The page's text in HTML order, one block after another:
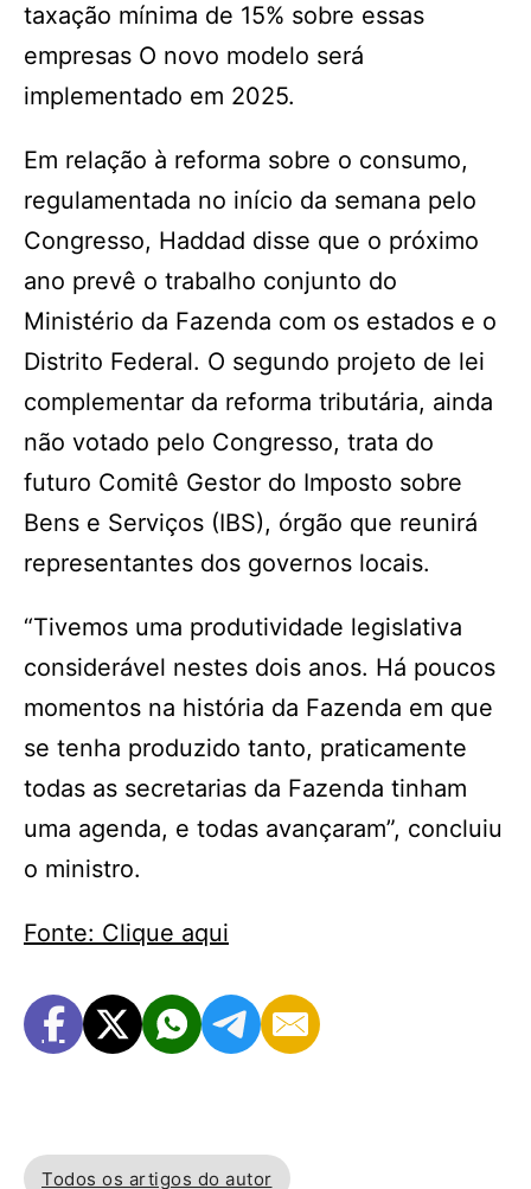
taxação mínima de 15% sobre essas
empresas O novo modelo será
implementado em 2025.
Em relação à reforma sobre o consumo,
regulamentada no início da semana pelo
Congresso, Haddad disse que o próximo
ano prevê o trabalho conjunto do
Ministério da Fazenda com os estados e o
Distrito Federal. O segundo projeto de lei
complementar da reforma tributária, ainda
não votado pelo Congresso, trata do
futuro Comitê Gestor do Imposto sobre
Bens e Serviços (IBS), órgão que reunirá
representantes dos governos locais.
“Tivemos uma produtividade legislativa
considerável nestes dois anos. Há poucos
momentos na história da Fazenda em que
se tenha produzido tanto, praticamente
todas as secretarias da Fazenda tinham
uma agenda, e todas avançaram”, concluiu
o ministro.
Fonte: Clique aqui
Todos os artigos do autor